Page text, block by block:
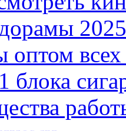
оптом
блока